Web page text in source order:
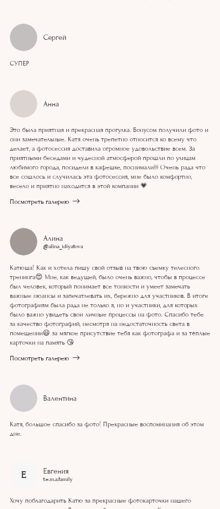
Сергей
СУПЕР
Aнна
Это была приятная и прекрасная прогулка. Бонусом получили фото и
они замечательные. Катя очень трепетно относится ко всему что
делает, а фотосессия доставила огромное удовольствие всем. За
приятными беседами и чудесной атмосферой прошли по улицам
любимого города, посидели в кафешке, поснимали))) Очень рада что
все сошлось и случилась эта фотосессия, мне было комфортно,
весело и приятно находится в этой компании 💗
Посмотреть галерею
Алина
@alina_idiyatova
Катюша! Как и хотела пишу свой отзыв на твою съемку телесного
тренинга😍 Мне, как ведущей, было очень важно, чтобы в процессе
был человек, который понимает все тонкости и умеет замечать
важные нюансы и запечатлевать их, бережно для участников. В итоге
фотографиям была рада не только я, но и участники, для которых
было важно увидеть свои личные процессы на фото. Спасибо тебе
за качество фотографий, несмотря на недостаточность света в
помещении😃 за мягкое присутствие тебя как фотографа и за тёплые
карточки на память 😘
Посмотреть галерею
Валентина
Катя, большое спасибо за фото! Прекрасные воспоминания об этом
дне.
Е Евгения
t.e.m.a.family
Хочу поблагодарить Катю за прекрасные фотокарточки нашего